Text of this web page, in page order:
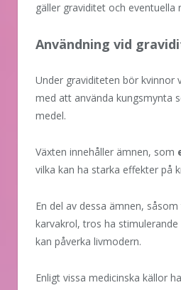
gäller graviditet och eventuella
Användning vid
Under graviditeten bör kvinnor
med att använda kungsmynta
medel.
Växten innehåller ämnen, som
vilka kan ha starka effekter på
En del av dessa ämnen,
karvakrol, tros ha
kan påverka livmodern.
Enligt vissa medicinska källor